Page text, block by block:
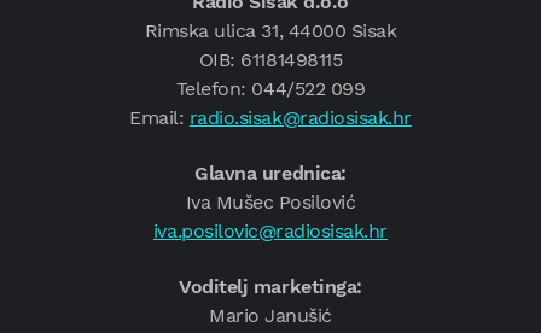
Rimska ulica 31, 44000 Sisak
OIB: 61181498115
Telefon: 044/522 099
Email: radio.sisak@radiosisak.hr
Glavna urednica:
Iva Mušec Posilović
iva.posilovic@radiosisak.hr
Voditelj marketinga:
Mario Janušić